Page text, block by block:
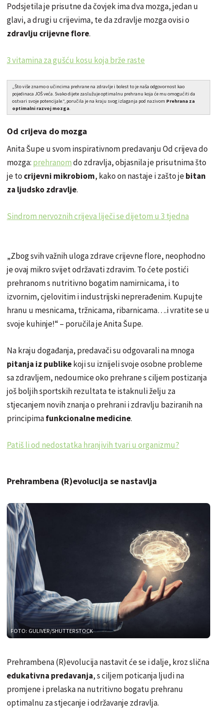
Podsjetila je prisutne da čovjek ima dva mozga, jedan u
glavi, a drugi u crijevima, te da zdravlje mozga ovisi o
zdravlju crijevne flore.
3 vitamina za gušću kosu koja brže raste
„Što više znamo o učincima prehrane na zdravlje i bolest to je naša odgovornost kao
pojedinaca JOŠ veća. Svako dijete zaslužuje optimalnu prehranu koja će mu omogućiti da
ostvari svoje potencijale.“, poručila je na kraju svog izlaganja pod nazivom Prehrana za
optimalni razvoj mozga
Od crijeva do mozga
Anita Šupe u svom inspirativnom predavanju Od crijeva do
mozga: prehranomdo zdravlja, objasnila je prisutnima što
je to crijevni mikrobiom, kako on nastaje i zašto jebitan
za ljudsko zdravlje.
Sindrom nervoznih crijeva liječi se dijetom u 3 tjedna
„Zbog svih važnih uloga zdrave crijevne flore, neophodno
je ovaj mikro svijet održavati zdravim. To ćete postići
prehranom s nutritivno bogatim namirnicama, i to
izvornim, cjelovitim i industrijski neprerađenim. Kupujte
hranu u mesnicama, tržnicama, ribarnicama….i vratite se u
svoje kuhinje!“ – poručila je Anita Šupe.
Na kraju događanja, predavači su odgovarali na mnoga
pitanja iz publikekoji su iznijeli svoje osobne probleme
sa zdravljem, nedoumice oko prehrane s ciljem postizanja
još boljih sportskih rezultata te istaknuli želju za
stjecanjem novih znanja o prehrani i zdravlju baziranih na
principimafunkcionalne medicine.
Patiš li od nedostatka hranjivih tvari u organizmu?
Prehrambena (R)evolucija se nastavlja
FOTO: GULIVER/SHUTTERSTOCK
Prehrambena (R)evolucija nastavit će se i dalje, kroz slična
edukativna predavanja, s ciljem poticanja ljudi na
promjene i prelaska na nutritivno bogatu prehranu
optimalnu za stjecanje i održavanje zdravlja.